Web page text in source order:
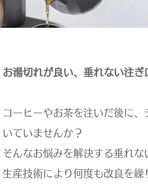
お湯切れが良い、垂れない注ぎ
コーヒーやお茶を注いだ後に
いていませんか？
そんなお悩みを解決する垂れ
生産技術により何度も改良を